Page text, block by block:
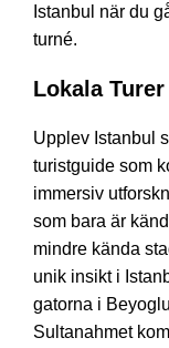
Istanbul när du
turné.
Lokala Turer
Upplev Istanbul
turistguide som
immersiv
som bara är
mindre kända
unik insikt i
gatorna i
Sultanahmet